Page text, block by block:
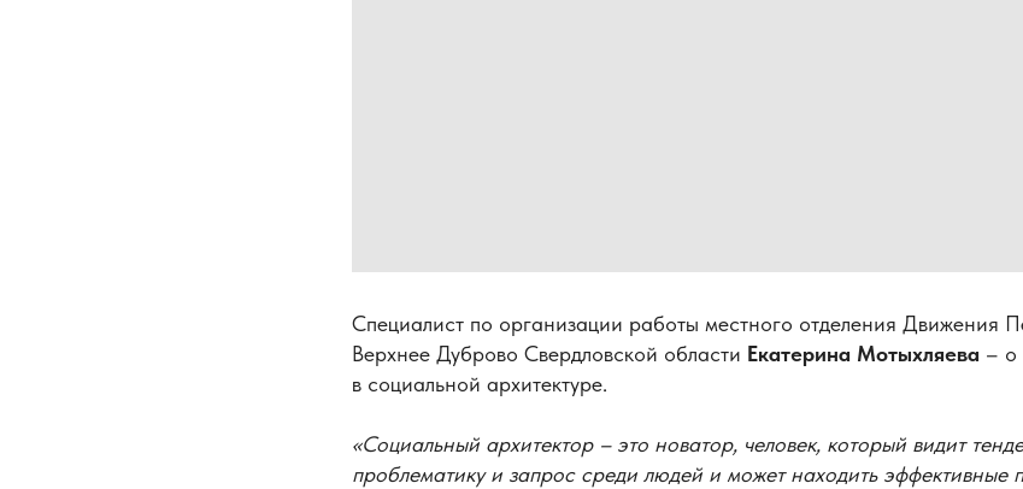
Специалист по организации работы местного отделения Движения
Верхнее Дуброво Свердловской области Екатерина Мотыхляева – о
в социальной архитектуре.
«Социальный архитектор – это новатор, человек, который видит
проблематику и запрос среди людей и может находить эффективные